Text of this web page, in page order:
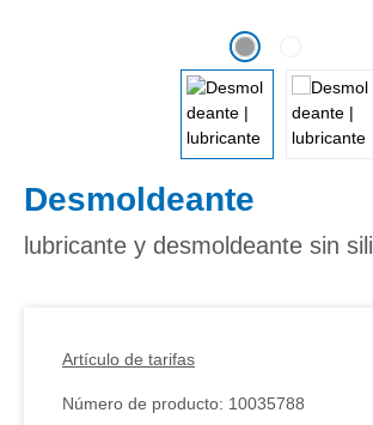
Desmoldeante
lubricante y desmoldeante sin
Artículo de tarifas
Número de producto: 10035788